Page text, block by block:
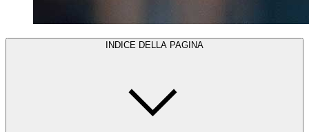
INDICE DELLA PAGINA